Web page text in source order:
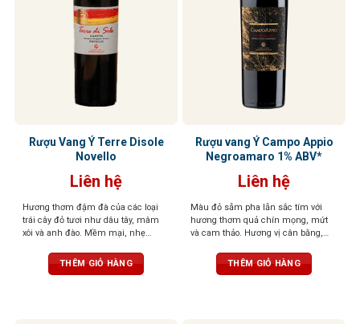
Rượu Vang Ý Terre Disole
Novello
Liên hệ
Hương thơm đậm đà của các loại
trái cây đỏ tươi như dâu tây, mâm
xôi và anh đào. Mềm mại, nhẹ
chua nhẹ. Hương vị trái cây tươi
mát đặc trưng giúp loại rượu này trở
THÊM GIỎ HÀNG
Rượu vang Ý Campo Appio
Negroamaro 1% ABV*
Liên hệ
Màu đỏ sẫm pha lẫn sắc tím với
hương thơm quả chín mọng, mứt
và cam thảo. Hương vị cân bằng,
và tinh tế THÊM GIỎ HÀNG